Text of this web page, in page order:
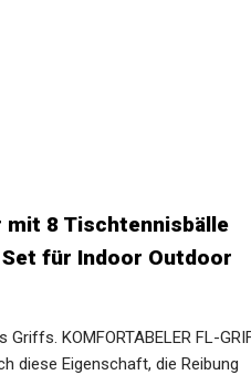
8 Tischtennisbälle
für Indoor Outdoor
KOMFORTABELER FL-
durch diese Eigenschaft, die